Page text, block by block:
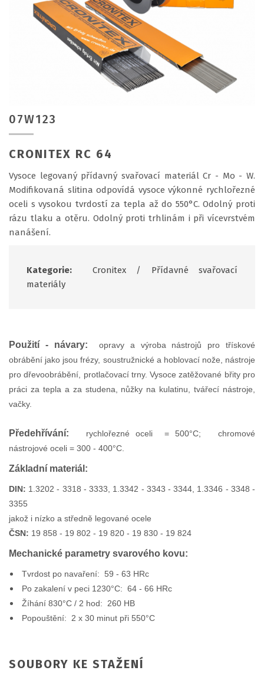
07W123
CRONITEX RC 64
Vysoce legovaný přídavný svařovací materiál Cr - Mo - W.
Modifikovaná slitina odpovídá vysoce výkonné rychlořezné
oceli s vysokou tvrdostí za tepla až do 550°C. Odolný proti
rázu tlaku a otěru. Odolný proti trhlinám i při vícevrstvém
nanášení.
Kategorie: Cronitex/
Přídavné svařovací
materiály
Použití - návary:
opravy a výroba nástrojů pro třískové
obrábění jako jsou frézy, soustružnické a hoblovací nože, nástroje
pro dřevoobrábění, protlačovací trny. Vysoce zatěžované břity pro
práci za tepla a za studena, nůžky na kulatinu, tvářecí nástroje,
vačky.
Předehřívání: rychlořezné oceli = 500°C; chromové
nástrojové oceli = 300 - 400°C.
Základní materiál:
DIN: 1.3202 - 3318 - 3333, 1.3342 - 3343 - 3344, 1.3346 - 3348 -
3355
jakož i nízko a středně legované ocele
ČSN: 19 858 - 19 802 - 19 820 - 19 830 - 19 824
Mechanické parametry svarového kovu:
Tvrdost po navaření: 59 - 63 HRc
Po zakalení v peci 1230°C: 64 - 66 HRc
Žíhání 830°C / 2 hod: 260 HB
Popouštění: 2 x 30 minut při 550°C
SOUBORY KE STAŽENÍ